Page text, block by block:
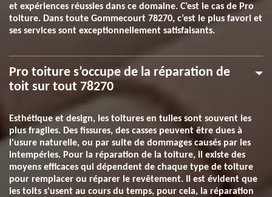
et expériences réussies dans ce domaine. C’est le cas de Pro
toiture. Dans toute Gommecourt 78270, c’est le plus favori et
ses services sont exceptionnellement satisfaisants.
Pro toiture s’occupe de la réparation de
toit sur tout 78270
Esthétique et design, les toitures en tuiles sont souvent les
plus fragiles. Des fissures, des casses peuvent être dues à
l'usure naturelle, ou par suite de dommages causés par les
intempéries. Pour la réparation de la toiture, il existe des
moyens efficaces qui dépendent de chaque type de toiture
pour remplacer ou réparer le revêtement. Il est évident que
les toits s'usent au cours du temps, pour cela, la réparation